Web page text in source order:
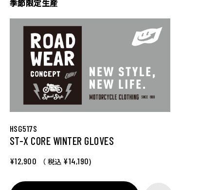
季節限定生産
HSG517S
ST-X CORE WINTER GLOVES
¥12,900 （ 税込 ¥14,190)